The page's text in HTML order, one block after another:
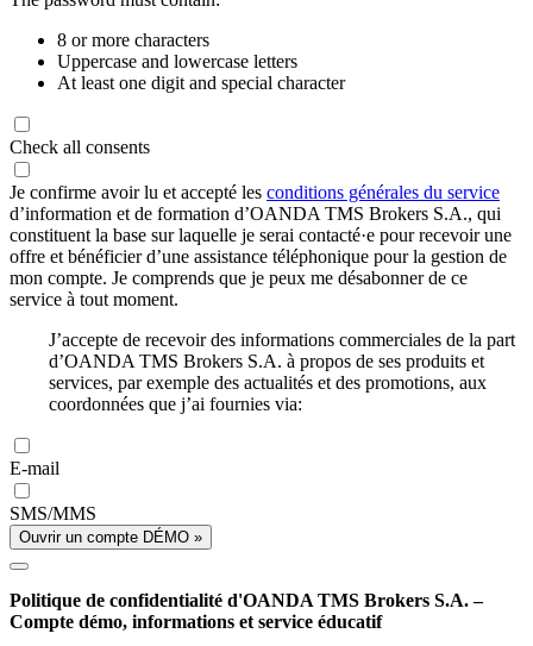
8 or more characters
Uppercase and lowercase letters
At least one digit and special character
Check all consents
Je confirme avoir lu et accepté les conditions générales du service
d’information et de formation d’OANDA TMS Brokers S.A., qui
constituent la base sur laquelle je serai contacté·e pour recevoir une
offre et bénéficier d’une assistance téléphonique pour la gestion de
mon compte. Je comprends que je peux me désabonner de ce
service à tout moment.
J’accepte de recevoir des informations commerciales de la part
d’OANDA TMS Brokers S.A. à propos de ses produits et
services, par exemple des actualités et des promotions, aux
coordonnées que j’ai fournies via:
E-mail
SMS/MMS
Ouvrir un compte DÉMO »
Politique de confidentialité d'OANDA TMS Brokers S.A. –
Compte démo, informations et service éducatif